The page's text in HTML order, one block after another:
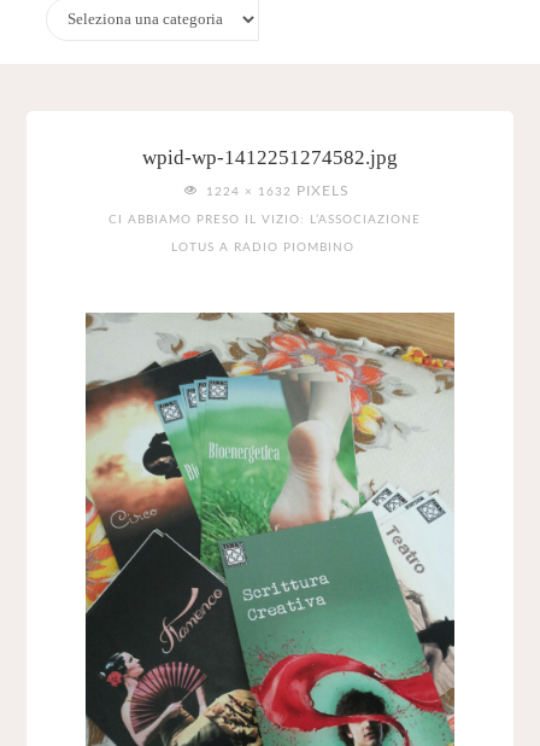
Categorie
wpid-wp-1412251274582.jpg
FULL
SIZE
1224 × 1632 PIXELS
CI ABBIAMO PRESO IL VIZIO: L’ASSOCIAZIONE
LOTUS A RADIO PIOMBINO